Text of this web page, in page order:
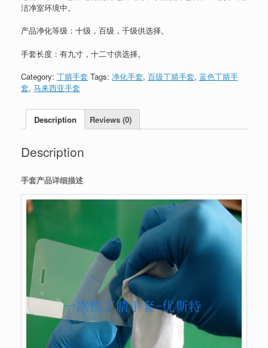
洁净室环境中。
产品净化等级：十级，百级，千级供选择。
手套长度：有九寸，十二寸供选择。
Category: 丁腈手套 Tags: 净化手套, 百级丁腈手套, 蓝色丁腈手
套, 马来西亚手套
Description Reviews (0)
Description
手套产品详细描述